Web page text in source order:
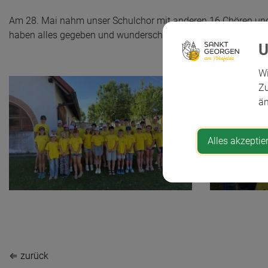
Am 28. Mai nahm unser Schulchor mit anderen 16 Chören
haben alles gegeben und wunderschön vor dem großen
⇐ zurück
Alles